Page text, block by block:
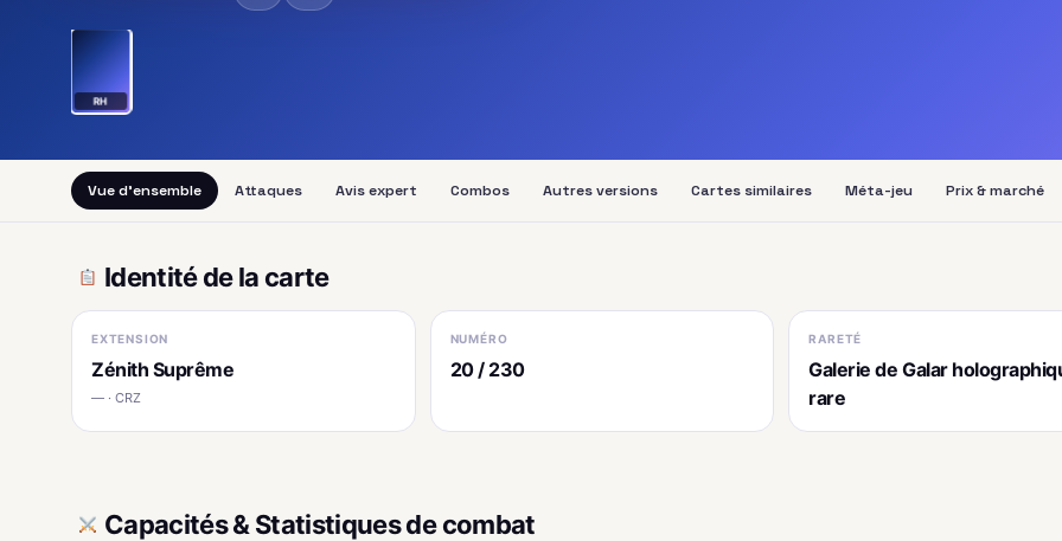
RH
Vue d'ensemble Attaques Avis expert Combos Autres versions Cartes similaires Méta-jeu Prix & marché
Identité de la carte
EXTENSION
Zénith Suprême
— · CRZ
NUMÉRO
20 / 230
RARETÉ
Galerie de Galar
rare
Capacités & Statistiques de combat